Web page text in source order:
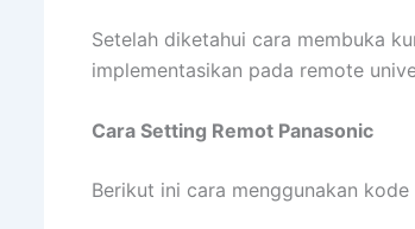
Setelah diketahui cara membuka
implementasikan pada remote
Cara Setting Remot Panasonic
Berikut ini cara menggunakan